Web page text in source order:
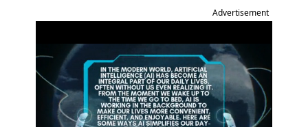
Advertisement